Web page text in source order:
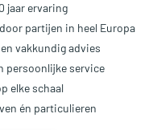
jaar ervaring
partijen in heel Europa
vakkundig advies
persoonlijke service
elke schaal
én particulieren